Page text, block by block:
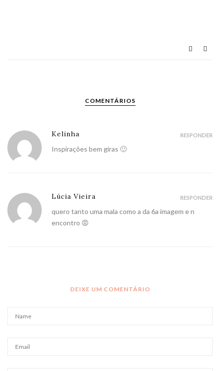
COMENTÁRIOS
Kelinha
Inspirações bem giras 🙂
RESPONDER
Lúcia Vieira
quero tanto uma mala como a da 6a imagem e n
encontro 😡
RESPONDER
DEIXE UM COMENTÁRIO